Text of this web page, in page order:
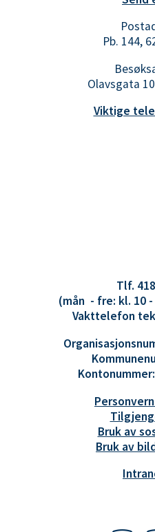
Pb. 144,
Olavsgata
Viktige
Tlf.
(mån - fre: kl. 10 -
Vakttelefon
Bruk av
Bruk av